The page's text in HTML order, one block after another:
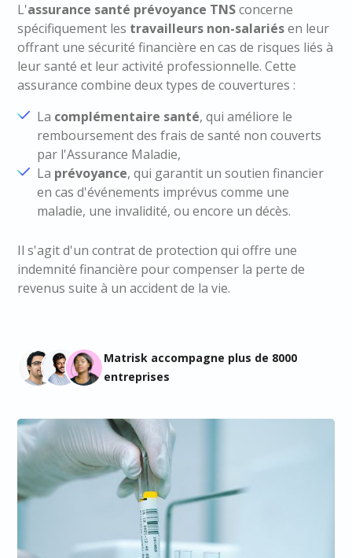
L'assurance santé prévoyance TNSconcerne
spécifiquement les travailleurs non-salariésen leur
offrant une sécurité financière en cas de risques liés à
leur santé et leur activité professionnelle. Cette
assurance combine deux types de couvertures :
La complémentaire santé, qui améliore le
remboursement des frais de santé non couverts
par l'Assurance Maladie,
La prévoyance, qui garantit un soutien financier
en cas d'événements imprévus comme une
maladie, une invalidité, ou encore un décès.
Il s'agit d'un contrat de protection qui offre une
indemnité financière pour compenser la perte de
revenus suite à un accident de la vie.
Matrisk accompagne plus de 8000
entreprises